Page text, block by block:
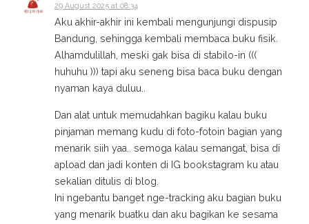
29 August 2025 at 08:34
Aku akhir-akhir ini kembali mengunjungi dispusip
Bandung, sehingga kembali membaca buku fisik.
Alhamdulillah, meski gak bisa di stabilo-in (((
huhuhu ))) tapi aku seneng bisa baca buku dengan
nyaman kaya duluu..
Dan alat untuk memudahkan bagiku kalau buku
pinjaman memang kudu di foto-fotoin bagian yang
menarik siih yaa.. semoga kalau semangat, bisa di
apload dan jadi konten di IG bookstagram ku atau
sekalian ditulis di blog.
Ini ngebantu banget nge-tracking aku bagian buku
yang menarik buatku dan aku bagikan ke sesama